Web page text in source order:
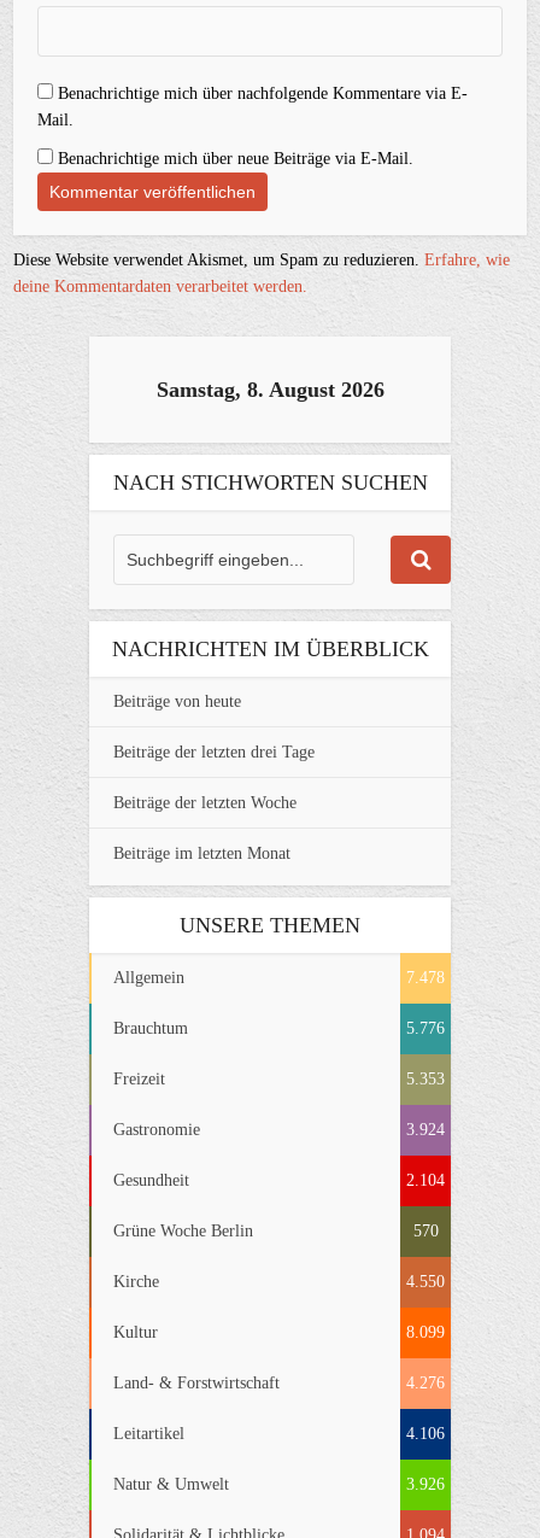
Benachrichtige mich über nachfolgende Kommentare via E-
Mail.
Benachrichtige mich über neue Beiträge via E-Mail.
Diese Website verwendet Akismet, um Spam zu reduzieren.Erfahre, wie
deine Kommentardaten verarbeitet werden.
Samstag, 8. August 2026
NACH STICHWORTEN SUCHEN
NACHRICHTEN IM ÜBERBLICK
Beiträge von heute
Beiträge der letzten drei Tage
Beiträge der letzten Woche
Beiträge im letzten Monat
UNSERE THEMEN
Allgemein 7.478
Brauchtum 5.776
Freizeit 5.353
Gastronomie 3.924
Gesundheit 2.104
Grüne Woche Berlin 570
Kirche 4.550
Kultur 8.099
Land- & Forstwirtschaft 4.276
Leitartikel 4.106
Natur & Umwelt 3.926